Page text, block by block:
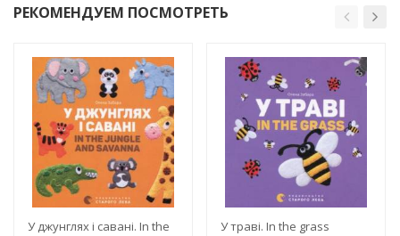
РЕКОМЕНДУЕМ ПОСМОТРЕТЬ
У джунглях і савані. In the
У траві. In the grass